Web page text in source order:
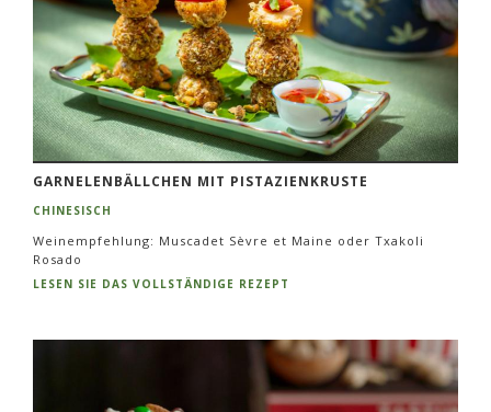
GARNELENBÄLLCHEN MIT PISTAZIENKRUSTE
CHINESISCH
Weinempfehlung: Muscadet Sèvre et Maine oder Txakoli
Rosado
LESEN SIE DAS VOLLSTÄNDIGE REZEPT